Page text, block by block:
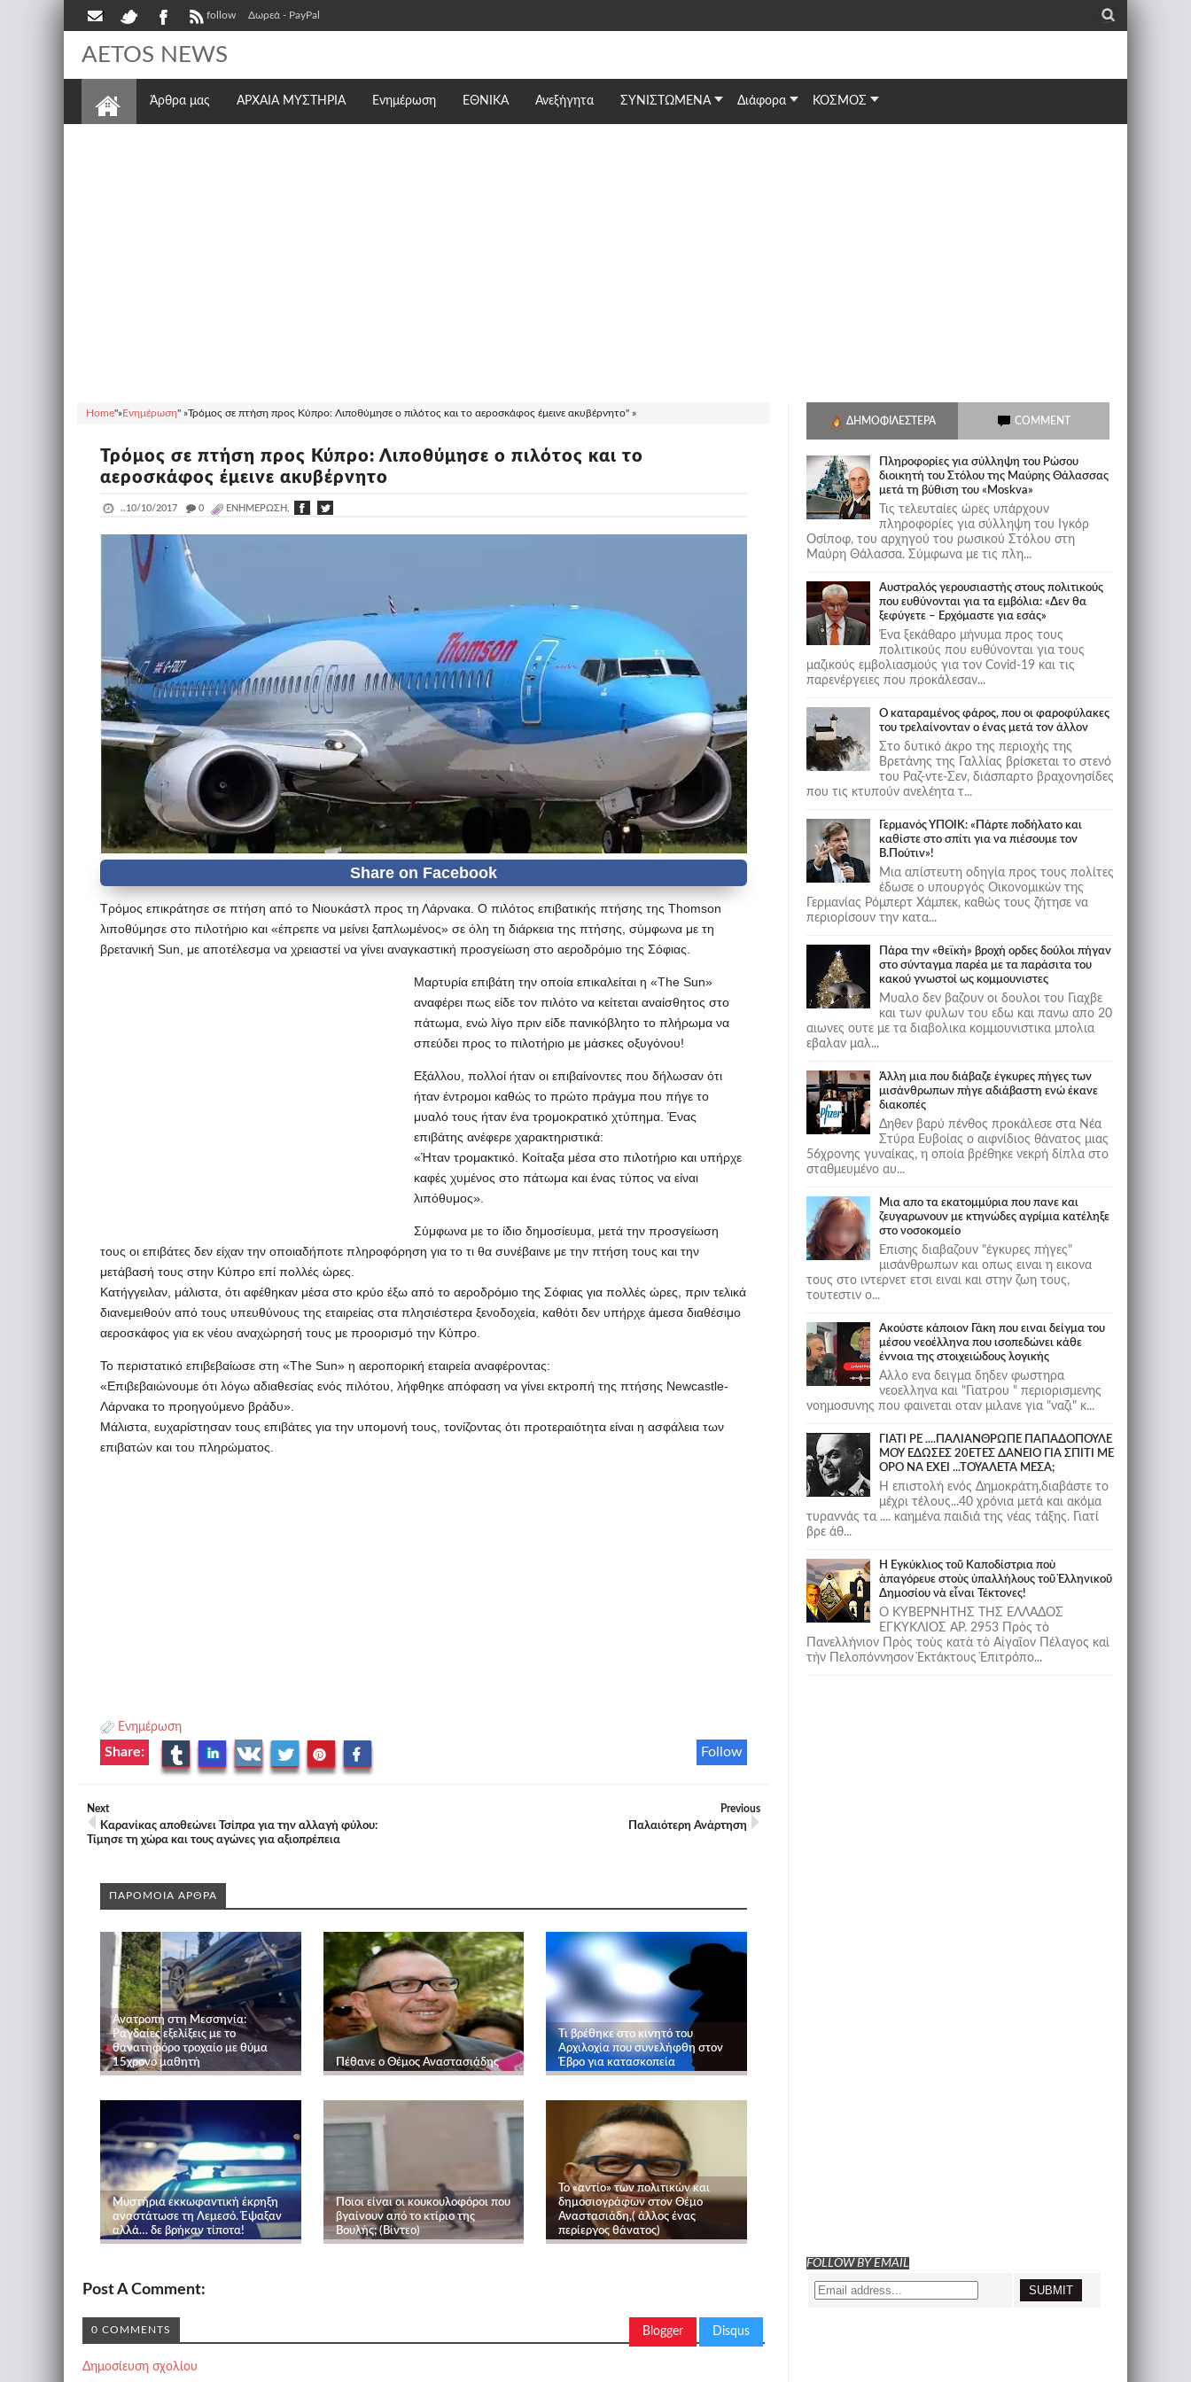
follow Δωρεά - PayPal _
AETOS NEWS
Άρθρα μας ΑΡΧΑΙΑ ΜΥΣΤΗΡΙΑ Ενημέρωση ΕΘΝΙΚΆ Ανεξήγητα ΣΥΝΙΣΤΩΜΕΝΑ Διάφορα ΚΟΣΜΟΣ
Home"»Ενημέρωση" »Τρόμος σε πτήση προς Κύπρο: Λιποθύμησε ο πιλότος και το αεροσκάφος έμεινε ακυβέρνητο" »
Τρόμος σε πτήση προς Κύπρο: Λιποθύμησε ο πιλότος και το
αεροσκάφος έμεινε ακυβέρνητο
..10/10/2017 _ 0 ΕΝΗΜΈΡΩΣΗ,
Τρόμος επικράτησε σε πτήση από το Νιουκάστλ προς τη Λάρνακα. Ο πιλότος επιβατικής πτήσης της Thomson
λιποθύμησε στο πιλοτήριο και «έπρεπε να μείνει ξαπλωμένος» σε όλη τη διάρκεια της πτήσης, σύμφωνα με τη
βρετανική Sun, με αποτέλεσμα να χρειαστεί να γίνει αναγκαστική προσγείωση στο αεροδρόμιο της Σόφιας.
Μαρτυρία επιβάτη την οποία επικαλείται η «The Sun»
αναφέρει πως είδε τον πιλότο να κείτεται αναίσθητος στο
πάτωμα, ενώ λίγο πριν είδε πανικόβλητο το πλήρωμα να
σπεύδει προς το πιλοτήριο με μάσκες οξυγόνου!
Εξάλλου, πολλοί ήταν οι επιβαίνοντες που δήλωσαν ότι
ήταν έντρομοι καθώς το πρώτο πράγμα που πήγε το
μυαλό τους ήταν ένα τρομοκρατικό χτύπημα. Ένας
επιβάτης ανέφερε χαρακτηριστικά:
«Ήταν τρομακτικό. Κοίταξα μέσα στο πιλοτήριο και υπήρχε
καφές χυμένος στο πάτωμα και ένας τύπος να είναι
λιπόθυμος».
Σύμφωνα με το ίδιο δημοσίευμα, μετά την προσγείωση
τους οι επιβάτες δεν είχαν την οποιαδήποτε πληροφόρηση για το τι θα συνέβαινε με την πτήση τους και την
μετάβασή τους στην Κύπρο επί πολλές ώρες.
Κατήγγειλαν, μάλιστα, ότι αφέθηκαν μέσα στο κρύο έξω από το αεροδρόμιο της Σόφιας για πολλές ώρες, πριν τελικά
διανεμειθούν από τους υπευθύνους της εταιρείας στα πλησιέστερα ξενοδοχεία, καθότι δεν υπήρχε άμεσα διαθέσιμο
αεροσκάφος για εκ νέου αναχώρησή τους με προορισμό την Κύπρο.
Το περιστατικό επιβεβαίωσε στη «The Sun» η αεροπορική εταιρεία αναφέροντας:
«Επιβεβαιώνουμε ότι λόγω αδιαθεσίας ενός πιλότου, λήφθηκε απόφαση να γίνει εκτροπή της πτήσης Newcastle-
Λάρνακα το προηγούμενο βράδυ».
Μάλιστα, ευχαρίστησαν τους επιβάτες για την υπομονή τους, τονίζοντας ότι προτεραιότητα είναι η ασφάλεια των
επιβατών και του πληρώματος.
Ενημέρωση
Follow
Share:
Next
Καρανίκας αποθεώνει Τσίπρα για την αλλαγή φύλου:
Τίμησε τη χώρα και τους αγώνες για αξιοπρέπεια
Previous
Παλαιότερη Ανάρτηση
ΠΑΡΟΜΟΙΑ ΑΡΘΡΑ
Ανατροπή στη Μεσσηνία:
Ραγδαίες εξελίξεις με το
θανατηφόρο τροχαίο με θύμα
15χρονο μαθητή
Πέθανε ο Θέμος Αναστασιάδης
Τι βρέθηκε στο κινητό του
Αρχιλοχία που συνελήφθη στον
Έβρο για κατασκοπεία
Μυστήρια εκκωφαντική έκρηξη
αναστάτωσε τη Λεμεσό. Έψαξαν
αλλά… δε βρήκαν τίποτα!
Ποιοι είναι οι κουκουλοφόροι που
βγαίνουν από το κτίριο της
Βουλής; (Βίντεο)
Το «αντίο» των πολιτικών και
δημοσιογράφων στον Θέμο
Αναστασιάδη,( άλλος ένας
περίεργος θάνατος)
Post A Comment:
Blogger Disqus
0 COMMENTS
Δημοσίευση σχολίου
ΔΗΜΟΦΙΛΈΣΤΕΡΑ COMMENT
Πληροφορίες για σύλληψη του Ρώσου
διοικητή του Στόλου της Mαύρης Θάλασσας
μετά τη βύθιση του «Moskva»
Τις τελευταίες ώρες υπάρχουν
πληροφορίες για σύλληψη του Ιγκόρ
Οσίποφ, του αρχηγού του ρωσικού Στόλου στη
Μαύρη Θάλασσα. Σύμφωνα με τις πλη...
Αυστραλός γερουσιαστής στους πολιτικούς
που ευθύνονται για τα εμβόλια: «Δεν θα
ξεφύγετε – Ερχόμαστε για εσάς»
Ένα ξεκάθαρο μήνυμα προς τους
πολιτικούς που ευθύνονται για τους
μαζικούς εμβολιασμούς για τον Covid-19 και τις
παρενέργειες που προκάλεσαν...
Ο καταραμένος φάρος, που οι φαροφύλακες
του τρελαίνονταν ο ένας μετά τον άλλον
Στο δυτικό άκρο της περιοχής της
Βρετάνης της Γαλλίας βρίσκεται το στενό
του Ραζ-ντε-Σεν, διάσπαρτο βραχονησίδες
που τις κτυπούν ανελέητα τ...
Γερμανός ΥΠΟΙΚ: «Πάρτε ποδήλατο και
καθίστε στο σπίτι για να πιέσουμε τον
Β.Πούτιν»!
Μια απίστευτη οδηγία προς τους πολίτες
έδωσε ο υπουργός Οικονομικών της
Γερμανίας Ρόμπερτ Χάμπεκ, καθώς τους ζήτησε να
περιορίσουν την κατα...
Πάρα την «θεϊκή» βροχή ορδες δούλοι πήγαν
στο σύνταγμα παρέα με τα παράσιτα του
κακού γνωστοί ως κομμουνιστες
Μυαλο δεν βαζουν οι δουλοι του Γιαχβε
και των φυλων του εδω και πανω απο 20
αιωνες ουτε με τα διαβολικα κομμουνιστικα μπολια
εβαλαν μαλ...
Άλλη μια που διάβαζε έγκυρες πήγες των
μισάνθρωπων πήγε αδιάβαστη ενώ έκανε
διακοπές
Δηθεν βαρύ πένθος προκάλεσε στα Νέα
Στύρα Ευβοίας ο αιφνίδιος θάνατος μιας
56χρονης γυναίκας, η οποία βρέθηκε νεκρή δίπλα στο
σταθμευμένο αυ...
Μια απο τα εκατομμύρια που πανε και
ζευγαρωνουν με κτηνώδες αγρίμια κατέληξε
στο νοσοκομείο
Επισης διαβαζουν "έγκυρες πήγες"
μισάνθρωπων και οπως ειναι η εικονα
τους στο ιντερνετ ετσι ειναι και στην ζωη τους,
τουτεστιν ο...
Ακούστε κάποιον Γάκη που ειναι δείγμα του
μέσου νεοέλληνα που ισοπεδώνει κάθε
έννοια της στοιχειώδους λογικής
Αλλο ενα δειγμα δηδεν φωστηρα
νεοελληνα και "Γιατρου " περιορισμενης
νοημοσυνης που φαινεται οταν μιλανε για "ναζι" κ...
ΓΙΑΤΙ ΡΕ ....ΠΑΛΙΑΝΘΡΩΠΕ ΠΑΠΑΔΟΠΟΥΛΕ
ΜΟΥ ΕΔΩΣΕΣ 20ΕΤΕΣ ΔΑΝΕΙΟ ΓΙΑ ΣΠΙΤΙ ΜΕ
ΟΡΟ ΝΑ ΕΧΕΙ ...ΤΟΥΑΛΕΤΑ ΜΕΣΑ;
Η επιστολή ενός Δημοκράτη,διαβάστε το
μέχρι τέλους...40 χρόνια μετά και ακόμα
τυραννάς τα .... καημένα παιδιά της νέας τάξης. Γιατί
βρε άθ...
Ἡ Ἐγκύκλιος τοῦ Καποδίστρια ποὺ
ἀπαγόρευε στοὺς ὑπαλλήλους τοῦ Ἑλληνικοῦ
Δημοσίου νὰ εἶναι Τέκτονες!
Ο ΚΥΒΕΡΝΗΤΗΣ ΤΗΣ ΕΛΛΑΔΟΣ
ΕΓΚΥΚΛΙΟΣ ΑΡ. 2953 Πρὸς τὸ
Πανελλήνιον Πρὸς τοὺς κατὰ τὸ Αἰγαῖον Πέλαγος καὶ
τὴν Πελοπόννησον Ἐκτάκτους Ἐπιτρόπο...
FOLLOW BY EMAIL